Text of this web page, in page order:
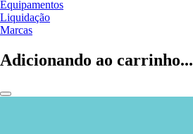
Equipamentos
Liquidação
Marcas
Adicionando ao carrinho...